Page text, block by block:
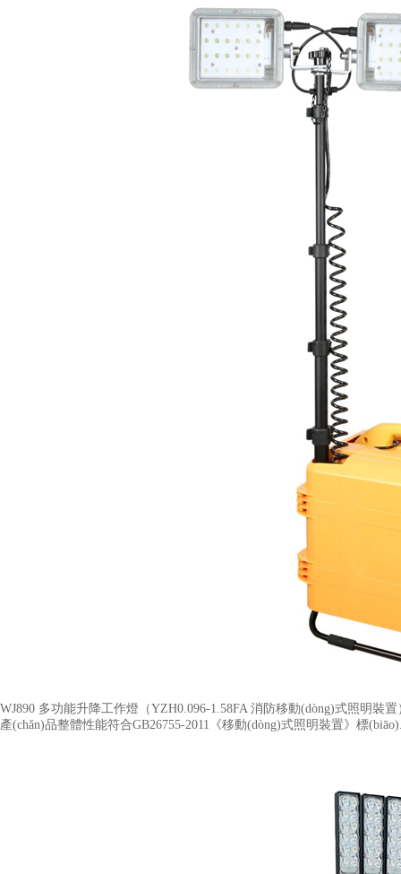
WJ890 多功能升降工作燈（YZH0.096-1.58FA 消防移動(dòng)式照明裝置​
產(chǎn)品整體性能符合GB26755-2011《移動(dòng)式照明裝置》標